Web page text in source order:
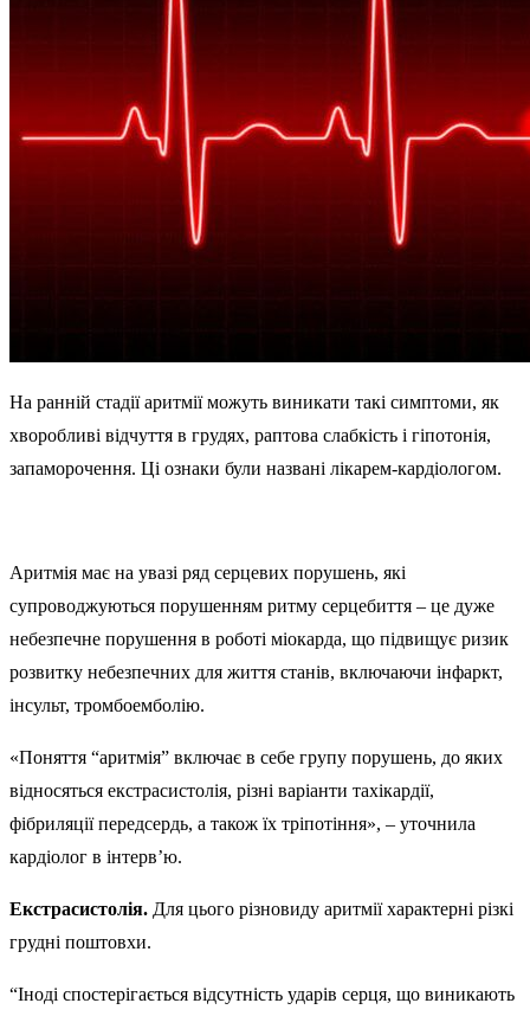
На ранній стадії аритмії можуть виникати такі симптоми, як
хворобливі відчуття в грудях, раптова слабкість і гіпотонія,
запаморочення. Ці ознаки були названі лікарем-кардіологом.
Аритмія має на увазі ряд серцевих порушень, які
супроводжуються порушенням ритму серцебиття – це дуже
небезпечне порушення в роботі міокарда, що підвищує ризик
розвитку небезпечних для життя станів, включаючи інфаркт,
інсульт, тромбоемболію.
«Поняття “аритмія” включає в себе групу порушень, до яких
відносяться екстрасистолія, різні варіанти тахікардії,
фібриляції передсердь, а також їх тріпотіння», – уточнила
кардіолог в інтерв’ю.
Екстрасистолія. Для цього різновиду аритмії характерні різкі
грудні поштовхи.
“Іноді спостерігається відсутність ударів серця, що виникають